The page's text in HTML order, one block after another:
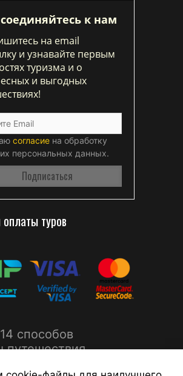
к нам
на email
и узнавайте первым
туризма и о
и выгодных
согласие на обработку
персональных данных.
туров
способов
путешествия